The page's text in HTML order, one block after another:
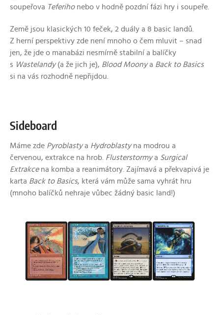
soupeřova Teferihonebo v hodně pozdní fázi hry i soupeře.
Země jsou klasických 10 feček, 2 duály a 8 basic landů.
Z herní perspektivy zde není mnoho o čem mluvit – snad
jen, že jde o manabázi nesmírně stabilní a balíčky
s Wastelandy(a že jich je), Blood Moonya Back to Basics
si na vás rozhodně nepřijdou.
Sideboard
Máme zde Pyroblastya Hydroblastyna modrou a
červenou, extrakce na hrob. Flusterstormya Surgical
Extrakcena komba a reanimátory. Zajímavá a překvapivá je
karta Back to Basics, která vám může sama vyhrát hru
(mnoho balíčků nehraje vůbec žádný basic land!)